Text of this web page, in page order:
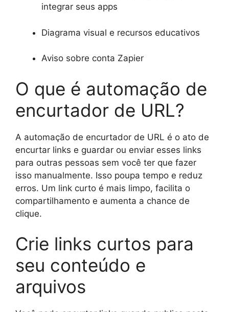
integrar seus apps
Diagrama visual e recursos educativos
Aviso sobre conta Zapier
O que é automação de
encurtador de URL?
A automação de encurtador de URL é o ato de
encurtar links e guardar ou enviar esses links
para outras pessoas sem você ter que fazer
isso manualmente. Isso poupa tempo e reduz
erros. Um link curto é mais limpo, facilita o
compartilhamento e aumenta a chance de
clique.
Crie links curtos para
seu conteúdo e
arquivos